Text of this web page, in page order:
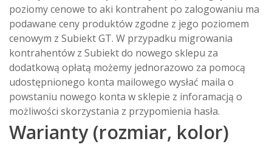
poziomy cenowe to aki kontrahent po zalogowaniu ma
podawane ceny produktów zgodne z jego poziomem
cenowym z Subiekt GT. W przypadku migrowania
kontrahentów z Subiekt do nowego sklepu za
dodatkową opłatą możemy jednorazowo za pomocą
udostępnionego konta mailowego wysłać maila o
powstaniu nowego konta w sklepie z inforamacją o
możliwości skorzystania z przypomienia hasła.
Warianty (rozmiar, kolor)